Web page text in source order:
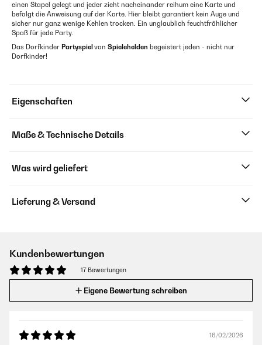
einen Stapel gelegt und jeder zieht nacheinander reihum eine Karte und
befolgt die Anweisung auf der Karte. Hier bleibt garantiert kein Auge und
sicher nur ganz wenige Kehlen trocken. Ein unglaublich feuchtfröhlicher
Spaß für jede Party.
Das Dorfkinder Partyspiel von Spielehelden begeistert jeden - nicht nur
Dorfkinder!
Eigenschaften
Maße & Technische Details
Was wird geliefert
Lieferung & Versand
Kundenbewertungen
17 Bewertungen
Eigene Bewertung schreiben
16/02/2026